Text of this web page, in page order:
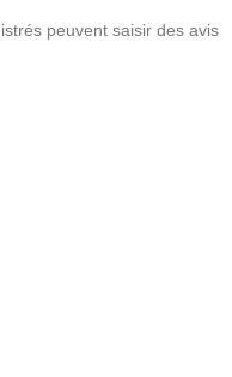
peuvent saisir des avis